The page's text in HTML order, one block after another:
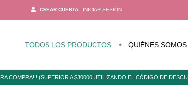
CREAR CUENTA INICIAR SESIÓN
TODOS LOS PRODUCTOS QUIÉNES SOMOS
COMPRA!!! (SUPERIOR A $30000 UTILIZANDO EL CÓDIGO DE